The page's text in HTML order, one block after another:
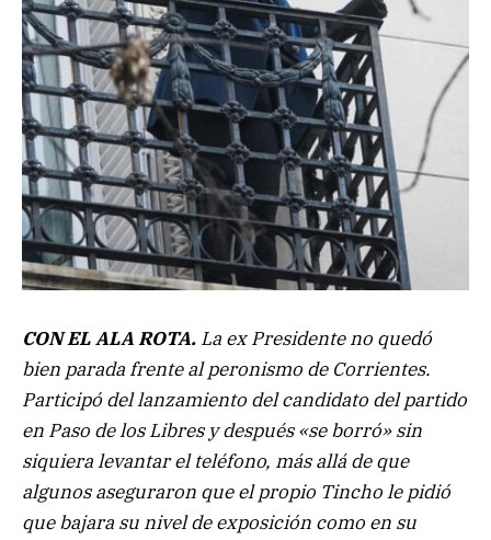
CON EL ALA ROTA. La ex Presidente no quedó
bien parada frente al peronismo de Corrientes.
Participó del lanzamiento del candidato del partido
en Paso de los Libres y después «se borró» sin
siquiera levantar el teléfono, más allá de que
algunos aseguraron que el propio Tincho le pidió
que bajara su nivel de exposición como en su